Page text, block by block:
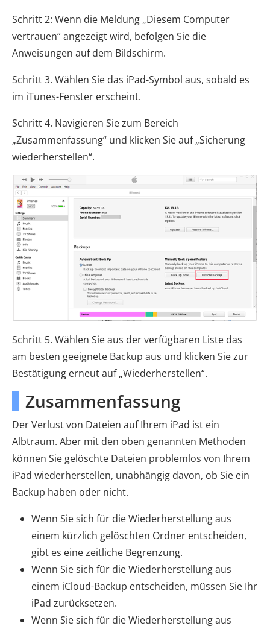
Schritt 2: Wenn die Meldung „Diesem Computer
vertrauen“ angezeigt wird, befolgen Sie die
Anweisungen auf dem Bildschirm.
Schritt 3. Wählen Sie das iPad-Symbol aus, sobald es
im iTunes-Fenster erscheint.
Schritt 4. Navigieren Sie zum Bereich
„Zusammenfassung“ und klicken Sie auf „Sicherung
wiederherstellen“.
Schritt 5. Wählen Sie aus der verfügbaren Liste das
am besten geeignete Backup aus und klicken Sie zur
Bestätigung erneut auf „Wiederherstellen“.
Zusammenfassung
Der Verlust von Dateien auf Ihrem iPad ist ein
Albtraum. Aber mit den oben genannten Methoden
können Sie gelöschte Dateien problemlos von Ihrem
iPad wiederherstellen, unabhängig davon, ob Sie ein
Backup haben oder nicht.
Wenn Sie sich für die Wiederherstellung aus
einem kürzlich gelöschten Ordner entscheiden,
gibt es eine zeitliche Begrenzung.
Wenn Sie sich für die Wiederherstellung aus
einem iCloud-Backup entscheiden, müssen Sie Ihr
iPad zurücksetzen.
Wenn Sie sich für die Wiederherstellung aus